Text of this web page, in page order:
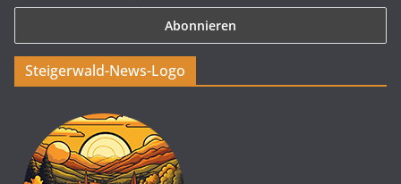
Steigerwald-News-Logo